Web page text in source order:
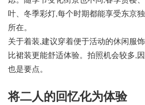
叶、冬季彩灯,每个时期都能享受东京
所在。
关于着装,建议穿着便于活动的休闲服
比裙装更能舒适体验。拍照机会较多,
也是要点。
将二人的回忆化为体验